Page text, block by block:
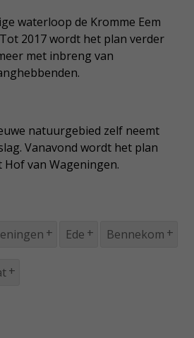
waterloop de Kromme Eem
2017 wordt het plan verder
met inbreng van
natuurgebied zelf neemt
Vanavond wordt het plan
van Wageningen.
Ede Bennekom